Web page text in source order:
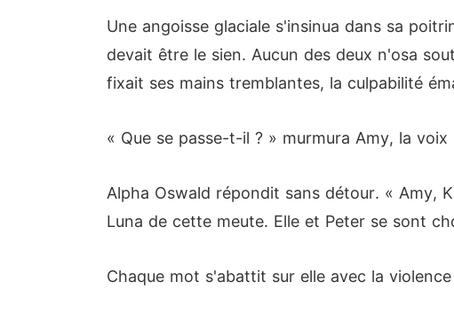
Une angoisse glaciale s'insinua dans sa
devait être le sien. Aucun des deux n'osa
fixait ses mains tremblantes, la culpabilité
« Que se passe-t-il ? » murmura Amy, la
Alpha Oswald répondit sans détour. « Amy,
Luna de cette meute. Elle et Peter se sont
Chaque mot s'abattit sur elle avec la